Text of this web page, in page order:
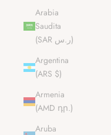
Arabia
Saudita
(SAR ر.س)
Argentina
(ARS $)
Armenia
(AMD դր.)
Aruba